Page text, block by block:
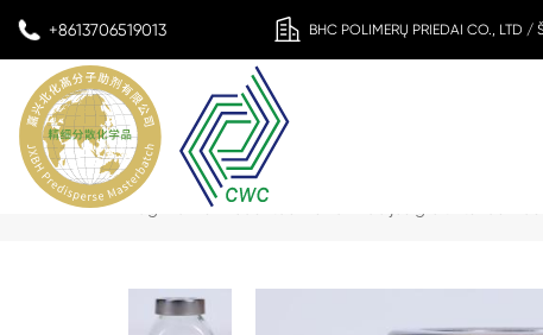
+8613706519013 BHC POLIMERŲ PRIEDAI CO., LTD /
Pagrindinis> Produktas